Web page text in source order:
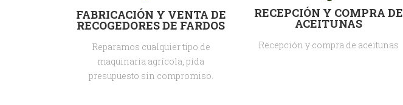
FABRICACIÓN Y VENTA DE
RECOGEDORES DE FARDOS
Reparamos cualquier tipo de
maquinaria agrícola, pida
presupuesto sin compromiso.
RECEPCIÓN Y COMPRA DE
ACEITUNAS
Recepción y compra de aceitunas